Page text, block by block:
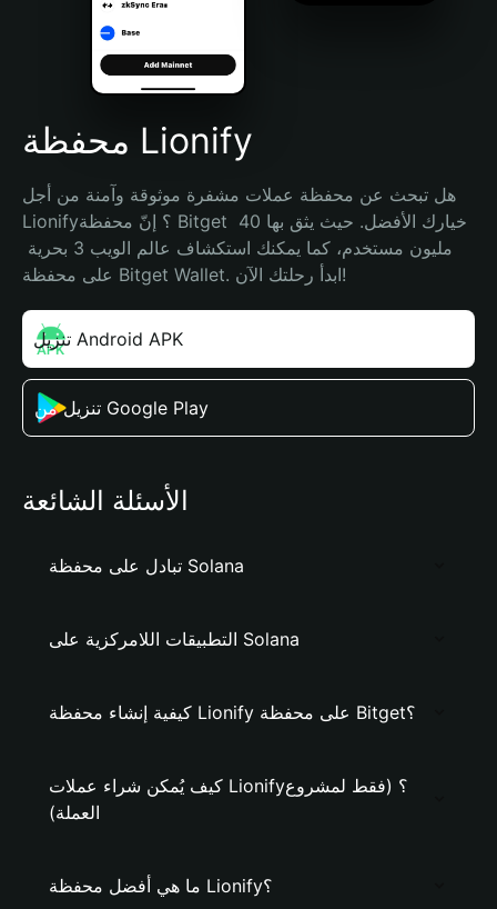
Português (Brasil)
Español (Argentina)
محفظة Lionify
هل تبحث عن محفظة عملات مشفرة موثوقة وآمنة من أجل
Lionify؟ إنّ محفظة Bitget خيارك الأفضل. حيث يثق بها 40
على محفظة Bitget Wallet. ابدأ رحلتك الآن!
تنزيل Android APK
تنزيل من Google Play
الأسئلة الشائعة
تبادل على محفظة Solana
التطبيقات اللامركزية على Solana
كيفية إنشاء محفظة Lionify على محفظة Bitget؟
كيف يُمكن شراء عملات Lionify؟ (فقط لمشروع
العملة)
ما هي أفضل محفظة Lionify؟